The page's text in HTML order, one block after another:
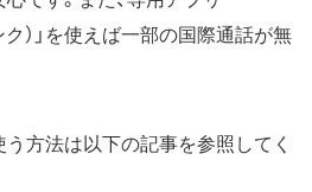
ク）」を使えば一部の国際通話が無
方法は以下の記事を参照してく